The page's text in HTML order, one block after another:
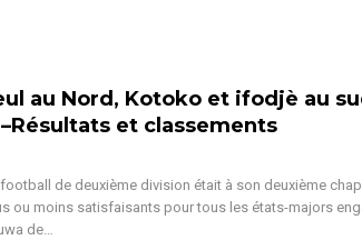
au Nord, Kotoko et ifodjè au
et classements
de deuxième division était à son deuxième
ou moins satisfaisants pour tous les états-majors
de…